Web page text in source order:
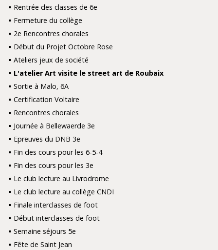
Rentrée des classes de 6e
Fermeture du collège
2e Rencontres chorales
Début du Projet Octobre Rose
Ateliers jeux de société
L'atelier Art visite le street art de Roubaix
Sortie à Malo, 6A
Certification Voltaire
Rencontres chorales
Journée à Bellewaerde 3e
Epreuves du DNB 3e
Fin des cours pour les 6-5-4
Fin des cours pour les 3e
Le club lecture au Livrodrome
Le club lecture au collège CNDI
Finale interclasses de foot
Début interclasses de foot
Semaine séjours 5e
Fête de Saint Jean